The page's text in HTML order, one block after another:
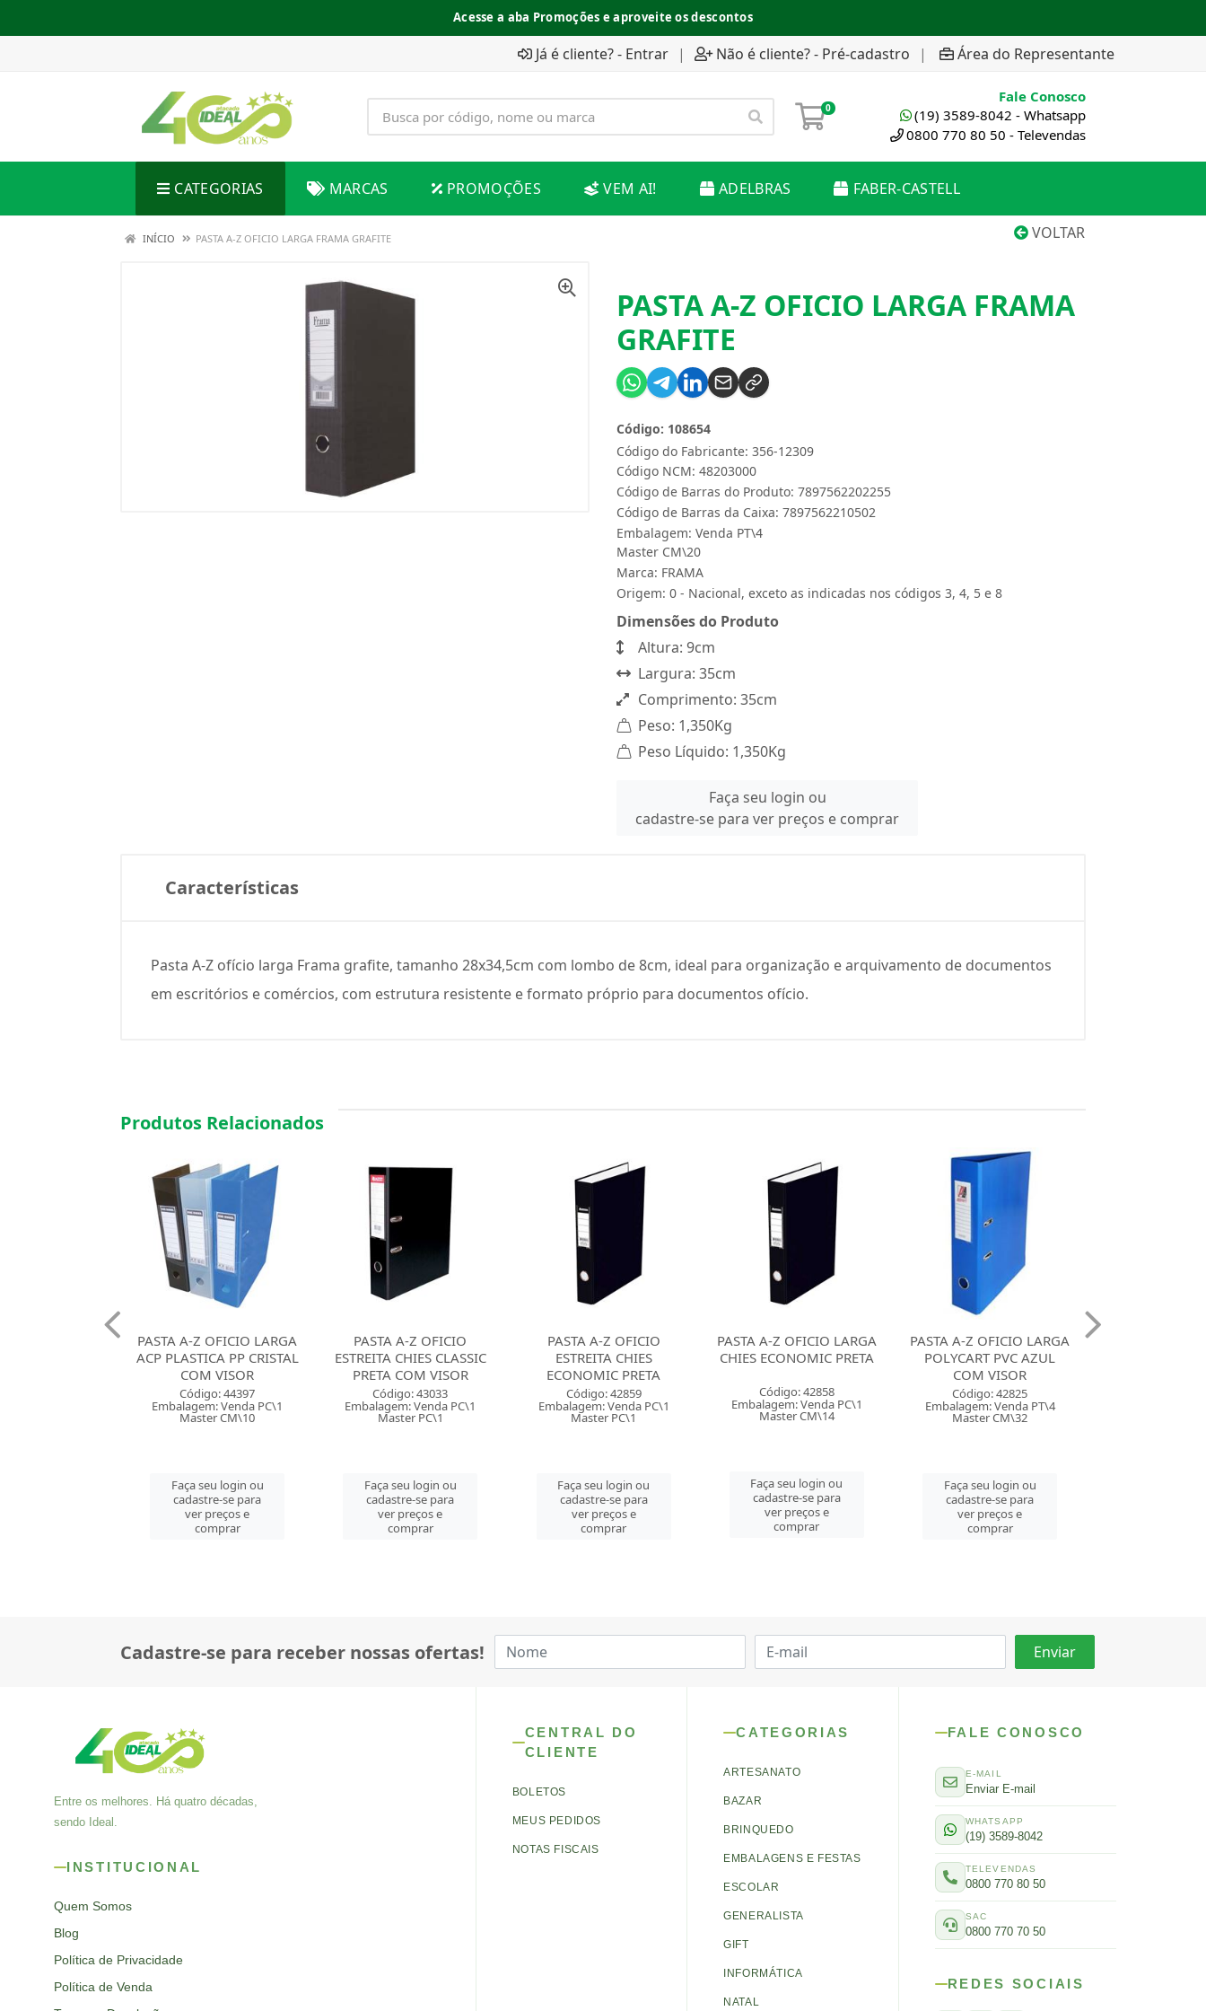
Acesse a aba Promoções e aproveite os descontos
Já é cliente? - Entrar | Não é cliente? - Pré-cadastro | Área do Representante
0
Fale Conosco
(19) 3589-8042 - Whatsapp
0800 770 80 50 - Televendas
CATEGORIAS MARCAS PROMOÇÕES VEM AI! ADELBRAS FABER-CASTELL
VOLTAR
INÍCIO PASTA A-Z OFICIO LARGA FRAMA GRAFITE
PASTA A-Z OFICIO LARGA FRAMA
GRAFITE
Código do Fabricante: 356-12309
Código: 108654
Código NCM: 48203000
Código de Barras do Produto: 7897562202255
Código de Barras da Caixa: 7897562210502
Embalagem: Venda PT\4
Master CM\20
Marca: FRAMA
Origem: 0 - Nacional, exceto as indicadas nos códigos 3, 4, 5 e 8
Dimensões do Produto
Altura: 9cm
Largura: 35cm
Comprimento: 35cm
Peso: 1,350Kg
Peso Líquido: 1,350Kg
Faça seu login ou
cadastre-se para ver preços e comprar
Características
Pasta A-Z ofício larga Frama grafite, tamanho 28x34,5cm com lombo de 8cm, ideal para organização e arquivamento de documentos
em escritórios e comércios, com estrutura resistente e formato próprio para documentos ofício.
Produtos Relacionados
PASTA A-Z OFICIO
ESTREITA CHIES CLASSIC
PRETA COM VISOR
Código: 43033
Embalagem: Venda PC\1
Master PC\1
Faça seu login ou
cadastre-se para
ver preços e
comprar
PASTA A-Z OFICIO
ESTREITA CHIES
ECONOMIC PRETA
Código: 42859
Embalagem: Venda PC\1
Master PC\1
Faça seu login ou
cadastre-se para
ver preços e
comprar
PASTA A-Z OFICIO LARGA
CHIES ECONOMIC PRETA
Código: 42858
Embalagem: Venda PC\1
Master CM\14
Faça seu login ou
cadastre-se para
ver preços e
comprar
PASTA A-Z OFICIO LARGA
POLYCART PVC AZUL
Código: 42825
Embalagem: Venda PT\4
Master CM\32
Faça seu login ou
cadastre-se para
ver preços e
comprar
PASTA A-Z OFICIO LARGA
POLYCART PVC VERDE
COM VISOR
Código: 42823
Embalagem: Venda PT\4
Master CM\32
Faça seu login ou
cadastre-se para
ver preços e
comprar
Cadastre-se para receber nossas ofertas!
Entre os melhores. Há quatro décadas,
sendo Ideal.
INSTITUCIONAL
Quem Somos
Blog
Política de Privacidade
Política de Venda
CENTRAL DO
CLIENTE
BOLETOS
MEUS PEDIDOS
NOTAS FISCAIS
CATEGORIAS
ARTESANATO
BAZAR
BRINQUEDO
EMBALAGENS E FESTAS
ESCOLAR
GENERALISTA
GIFT
INFORMÁTICA
NATAL
FALE CONOSCO
E-MAIL
Enviar E-mail
WHATSAPP
(19) 3589-8042
TELEVENDAS
0800 770 80 50
SAC
0800 770 70 50
REDES SOCIAIS